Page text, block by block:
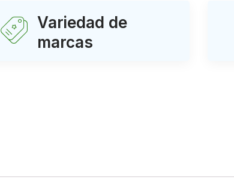
Variedad de
marcas